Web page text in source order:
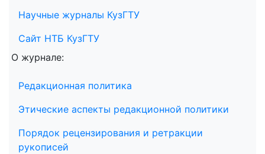
Научные журналы КузГТУ
Сайт НТБ КузГТУ
О журнале:
Редакционная политика
Этические аспекты редакционной политики
Порядок рецензирования и ретракции
рукописей